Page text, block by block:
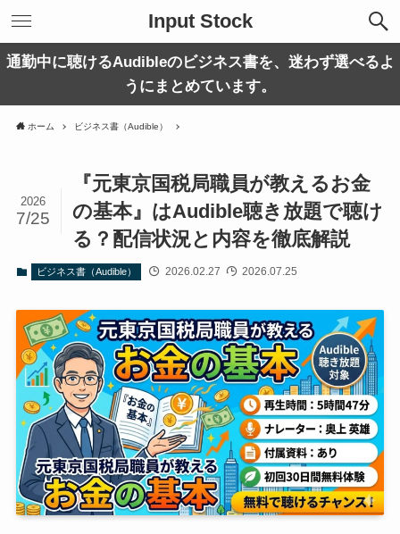
Input Stock
通勤中に聴けるAudibleのビジネス書を、迷わず選べるよ
うにまとめています。
ホーム ビジネス書（Audible）
『元東京国税局職員が教えるお金
の基本』はAudible聴き放題で聴け
る？配信状況と内容を徹底解説
2026
7/25
ビジネス書（Audible） 2026.02.27 2026.07.25